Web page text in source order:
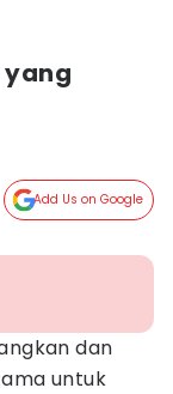
yang
Add Us on Google
dan
untuk